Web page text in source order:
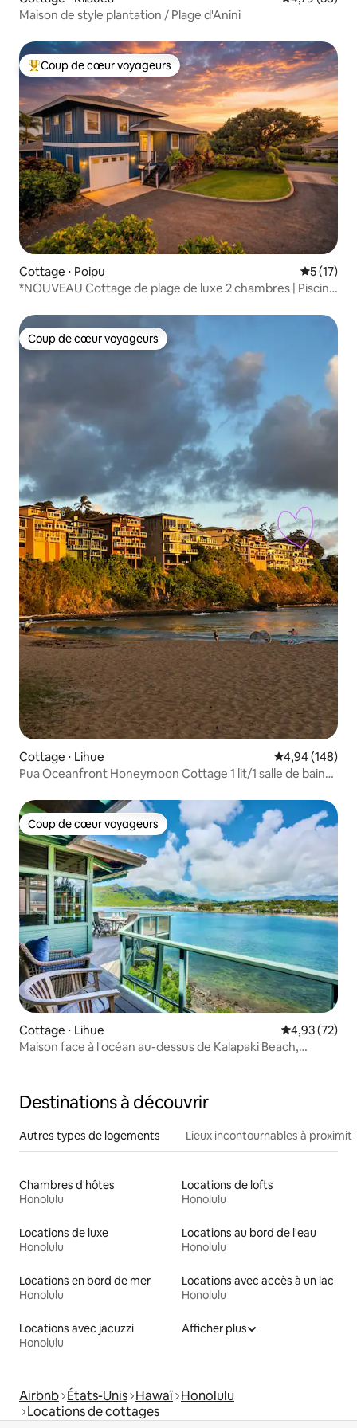
Maison de style plantation / Plage d'Anini
Coups de cœur voyageurs les plus appréciés
Coup de cœur voyageurs
Cottage ⋅ Poipu
5 (17)
*NOUVEAU Cottage de plage de luxe 2 chambres | Piscine
Coup de cœur voyageurs
Coup de cœur voyageurs
Cottage ⋅ Lihue Évaluation
4,94 (148)
Pua Oceanfront Honeymoon Cottage 1 lit/1 salle de bain
Coup de cœur voyageurs
Coup de cœur voyageurs
Cottage ⋅ Lihue Évaluation
4,93 (72)
Maison face à l'océan au-dessus de Kalapaki Beach,
Destinations à découvrir
Autres types de logements Lieux incontournables à
Chambres d'hôtes
Honolulu
Locations de lofts
Honolulu
Locations de luxe
Honolulu
Locations au bord de l'eau
Honolulu
Locations en bord de mer
Honolulu
Locations avec accès à un lac
Honolulu
Locations avec jacuzzi
Honolulu
Afficher plus
Airbnb États-Unis Hawaï Honolulu
Locations de cottages